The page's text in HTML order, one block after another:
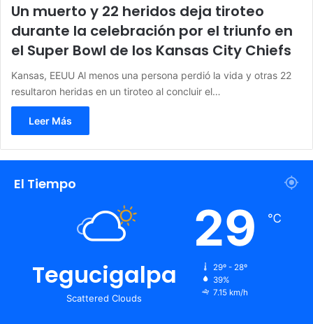
Un muerto y 22 heridos deja tiroteo
durante la celebración por el triunfo en
el Super Bowl de los Kansas City Chiefs
Kansas, EEUU Al menos una persona perdió la vida y otras 22
resultaron heridas en un tiroteo al concluir el…
Leer Más
El Tiempo
Tegucigalpa
Scattered Clouds
29 ℃
29º - 28º
39%
7.15 km/h